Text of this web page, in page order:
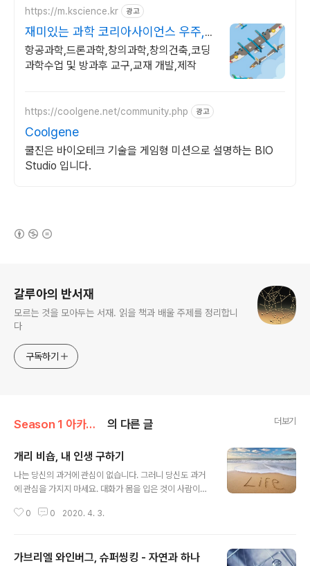
https://m.kscience.kr 광고
재미있는 과학 코리아사이언스 우주,항
공과학 교구
항공과학,드론과학,창의과학,창의건축,코딩
과학수업 및 방과후 교구,교재 개발,제작
https://coolgene.net/community.php 광고
Coolgene
쿨진은 바이오테크 기술을 게임형 미션으로 설명하는 BIO
Studio 입니다.
갈루아의 반서재
모르는 것을 모아두는 서재. 읽을 책과 배울 주제를 정리합니
다
구독하기
Season 1 아카이브 의 다른 글 더보기
개리 비숍, 내 인생 구하기
나는 당신의 과거에 관심이 없습니다. 그러니 당신도 과거
에 관심을 가지지 마세요. 대화가 몸을 입은 것이 사람이다.
로 뱉는 대화든 말이다. 대화가 몸을 입은 것이 곧 사람이
말의 본질이 바로 당신이다. 당신에게 인생이 버겁다면 실
0 0 2020. 4. 3.
가브리엘 와인버그, 슈퍼씽킹 - 자연과 하나